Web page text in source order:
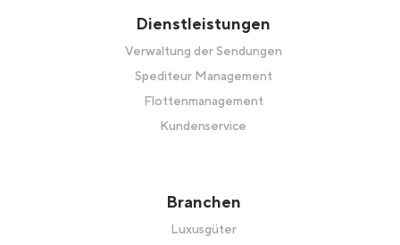
Dienstleistungen
Verwaltung der Sendungen
Spediteur Management
Flottenmanagement
Kundenservice
Branchen
Luxusgüter